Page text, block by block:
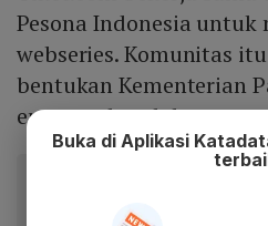
Pesona Indonesia
webseries. Komunitas
bentukan Kementerian
empat tahun lalu.
Dapatkan pengalaman
Buka di Aplikasi